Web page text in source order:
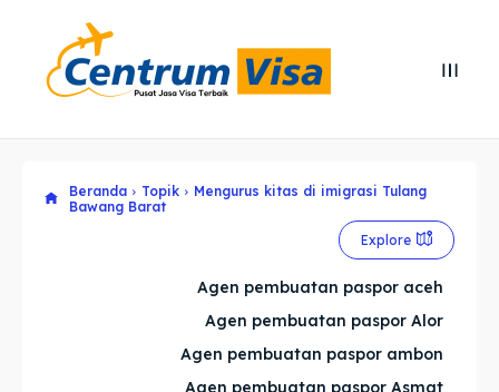
Cari
Cari
Explore our destinations
Explore our destinations
Beranda Topik
Mengurus kitas di imigrasi Tulang
Bawang Barat
Explore
Agen pembuatan paspor aceh
Agen pembuatan paspor Alor
Agen pembuatan paspor ambon
Agen pembuatan paspor Asmat